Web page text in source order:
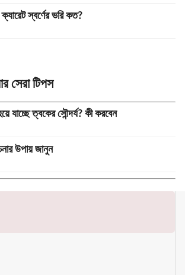
স্বর্ণের ভরি কত?
সেরা টিপস
যাচ্ছে ত্বকের সৌন্দর্য? কী করবেন
উপায় জানুন